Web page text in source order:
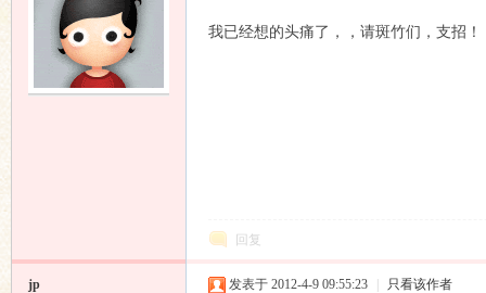
我已经想的头痛了，，请斑竹们，支招！
回复
jp 发表于 2012-4-9 09:55:23 只看该作者